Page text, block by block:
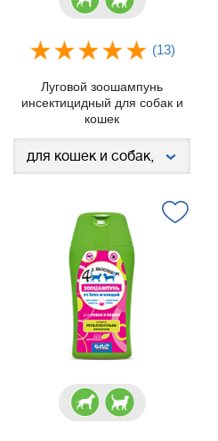
(13)
Луговой зоошампунь
инсектицидный для собак и
кошек